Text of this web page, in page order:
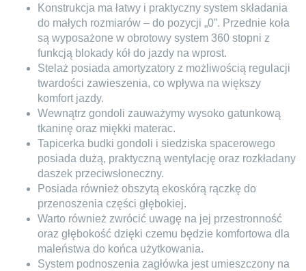
Konstrukcja ma łatwy i praktyczny system składania
do małych rozmiarów – do pozycji „0”. Przednie koła
są wyposażone w obrotowy system 360 stopni z
funkcją blokady kół do jazdy na wprost.
Stelaż posiada amortyzatory z możliwością regulacji
twardości zawieszenia, co wpływa na większy
komfort jazdy.
Wewnątrz gondoli zauważymy wysoko gatunkową
tkaninę oraz miękki materac.
Tapicerka budki gondoli i siedziska spacerowego
posiada dużą, praktyczną wentylację oraz rozkładany
daszek przeciwsłoneczny.
Posiada również obszytą ekoskórą rączkę do
przenoszenia części głębokiej.
Warto również zwrócić uwagę na jej przestronność
oraz głębokość dzięki czemu będzie komfortowa dla
maleństwa do końca użytkowania.
System podnoszenia zagłówka jest umieszczony na